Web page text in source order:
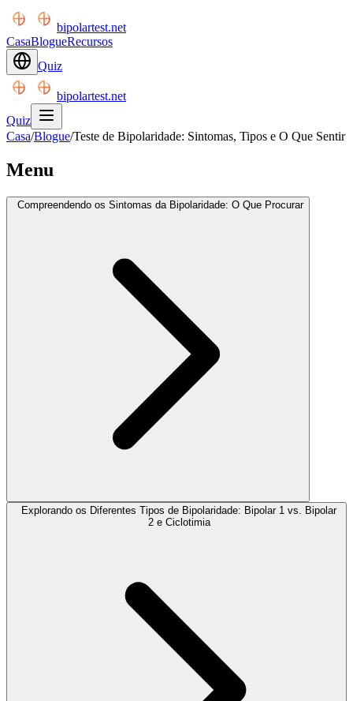
bipolartest.net
CasaBlogueRecursos
Quiz
bipolartest.net
Quiz
Casa/Blogue/Teste de Bipolaridade: Sintomas, Tipos e O Que Sentir
Menu
Compreendendo os Sintomas da Bipolaridade: O Que Procurar
Explorando os Diferentes Tipos de Bipolaridade: Bipolar 1 vs. Bipolar
2 e Ciclotimia